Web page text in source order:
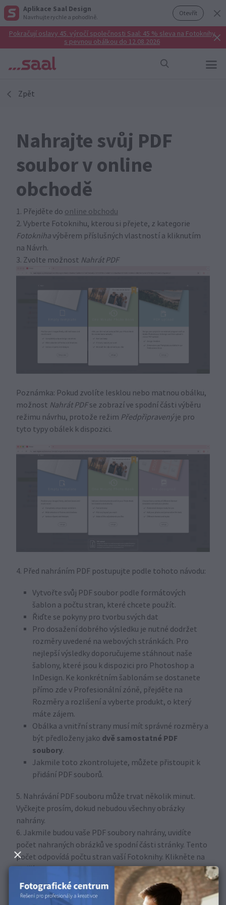
Aplikace Saal Design
Navrhujte rychle a pohodlně. Otevřít
Pokračují oslavy 45. výročí společnosti Saal: 45 % sleva na Fotoknihy
s pevnou obálkou do 12.08.2026
Zpět
Nahrajte svůj PDF
soubor v online
obchodě
1. Přejděte do online obchodu
2. Vyberte Fotoknihu, kterou si přejete, z kategorie
Fotoknihavýběrem příslušných vlastností a kliknutím
na Návrh.
3. Zvolte možnost Nahrát PDF
Poznámka: Pokud zvolíte lesklou nebo matnou obálku,
možnost Nahrát PDFse zobrazí ve spodní části výběru
režimu návrhu, protože režim Předpřipravenýje pro
tyto typy obálek k dispozici.
4. Před nahráním PDF postupujte podle tohoto návodu:
Vytvořte svůj PDF soubor podle formátových
šablon a počtu stran, které chcete použít.
Řiďte se pokyny pro tvorbu svých dat
Pro dosažení dobrého výsledku je nutné dodržet
rozměry uvedené na webových stránkách. Pro
nejlepší výsledky doporučujeme stáhnout naše
šablony, které jsou k dispozici pro Photoshop a
InDesign. Ke konkrétním šablonám se dostanete
přímo zde v Profesionální zóně, přejděte na
Rozměry a rozlišení a vyberte produkt, o který
máte zájem.
Obálka a vnitřní strany musí mít správné rozměry a
být předloženy jako dvě samostatné PDF
soubory.
Jakmile toto zkontrolujete, můžete přistoupit k
přidání PDF souborů.
5. Nahrávání PDF souboru může trvat několik minut.
Vyčkejte prosím, dokud nebudou všechny obrázky
nahrány.
6. Jakmile budou vaše PDF soubory nahrány, uvidíte
počet nahraných obrázků ve spodní části stránky. Tento
počet odpovídá počtu stran vaší Fotoknihy. Klikněte na
Další.